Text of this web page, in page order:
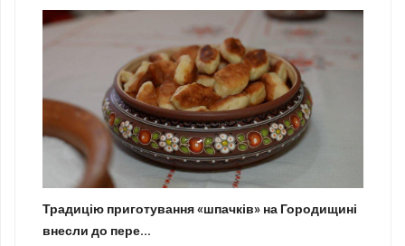
Традицію приготування «шпачків» на Городищині
внесли до пере...